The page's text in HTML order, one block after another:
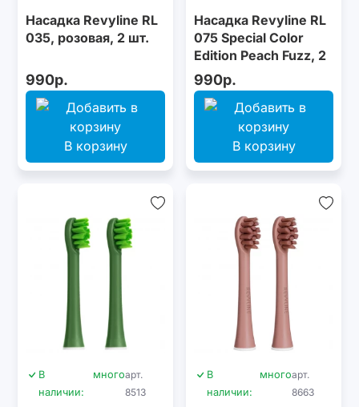
Насадка Revyline RL
035, розовая, 2 шт.
990р.
В корзину
Насадка Revyline RL
075 Special Color
Edition Peach Fuzz, 2
шт.
990р.
В корзину
В
наличии:
многоарт.
8513
В
наличии:
многоарт.
8663